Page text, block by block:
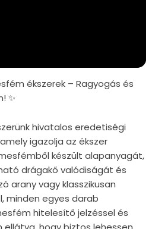
ékszerek – Ragyogás és
✨
hivatalos eredetiségi
igazolja az ékszer
készült alapanyagát,
drágakő valódiságát és
arany vagy klasszikusan
minden egyes darab
hitelesítő jelzéssel és